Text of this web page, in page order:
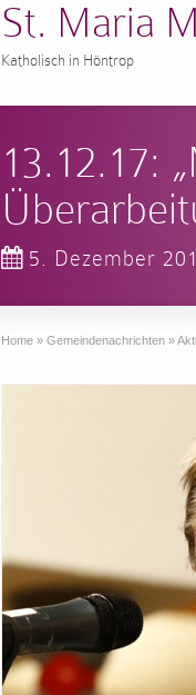
St. Maria
Katholisch in Höntrop
13.12.17:
5. Dezember
Home » Gemeindenachrichten »